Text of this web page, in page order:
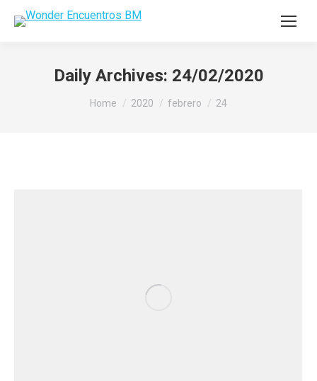
Daily Archives: 24/02/2020
You are here:
Home 2020 febrero 24